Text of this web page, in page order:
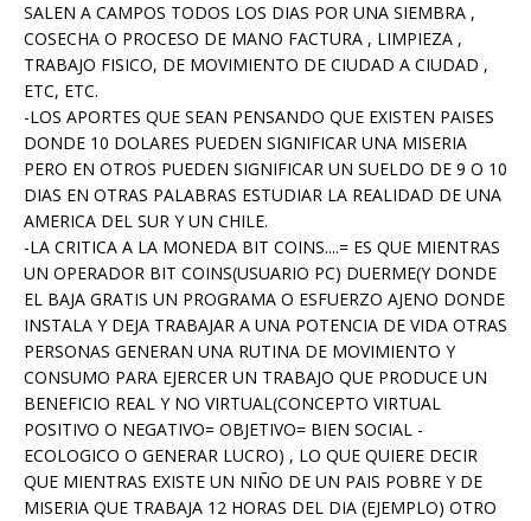
SALEN A CAMPOS TODOS LOS DIAS POR UNA SIEMBRA ,
COSECHA O PROCESO DE MANO FACTURA , LIMPIEZA ,
TRABAJO FISICO, DE MOVIMIENTO DE CIUDAD A CIUDAD ,
ETC, ETC.
-LOS APORTES QUE SEAN PENSANDO QUE EXISTEN PAISES
DONDE 10 DOLARES PUEDEN SIGNIFICAR UNA MISERIA
PERO EN OTROS PUEDEN SIGNIFICAR UN SUELDO DE 9 O 10
DIAS EN OTRAS PALABRAS ESTUDIAR LA REALIDAD DE UNA
AMERICA DEL SUR Y UN CHILE.
-LA CRITICA A LA MONEDA BIT COINS....= ES QUE MIENTRAS
UN OPERADOR BIT COINS(USUARIO PC) DUERME(Y DONDE
EL BAJA GRATIS UN PROGRAMA O ESFUERZO AJENO DONDE
INSTALA Y DEJA TRABAJAR A UNA POTENCIA DE VIDA OTRAS
PERSONAS GENERAN UNA RUTINA DE MOVIMIENTO Y
CONSUMO PARA EJERCER UN TRABAJO QUE PRODUCE UN
BENEFICIO REAL Y NO VIRTUAL(CONCEPTO VIRTUAL
POSITIVO O NEGATIVO= OBJETIVO= BIEN SOCIAL -
ECOLOGICO O GENERAR LUCRO) , LO QUE QUIERE DECIR
QUE MIENTRAS EXISTE UN NIÑO DE UN PAIS POBRE Y DE
MISERIA QUE TRABAJA 12 HORAS DEL DIA (EJEMPLO) OTRO